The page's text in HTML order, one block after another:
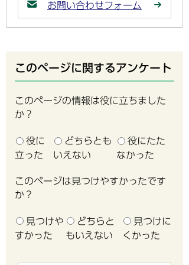
お問い合わせフォーム
このページに関するアンケート
このページの情報は役に立ちました
か？
役に
立った
どちらとも
いえない
役にたた
なかった
このページは見つけやすかったです
か？
見つけや
すかった
どちらと
もいえない
見つけに
くかった